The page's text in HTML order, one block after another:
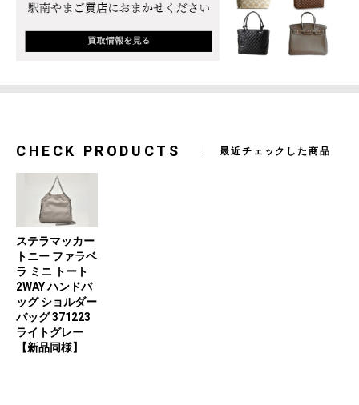
CHECK PRODUCTS 最近チェックした商品
ステラマッカー
トニー ファラベ
ラ ミニ トート
2WAY ハンドバ
ッグ ショルダー
バッグ 371223
ライトグレー
【新品同様】